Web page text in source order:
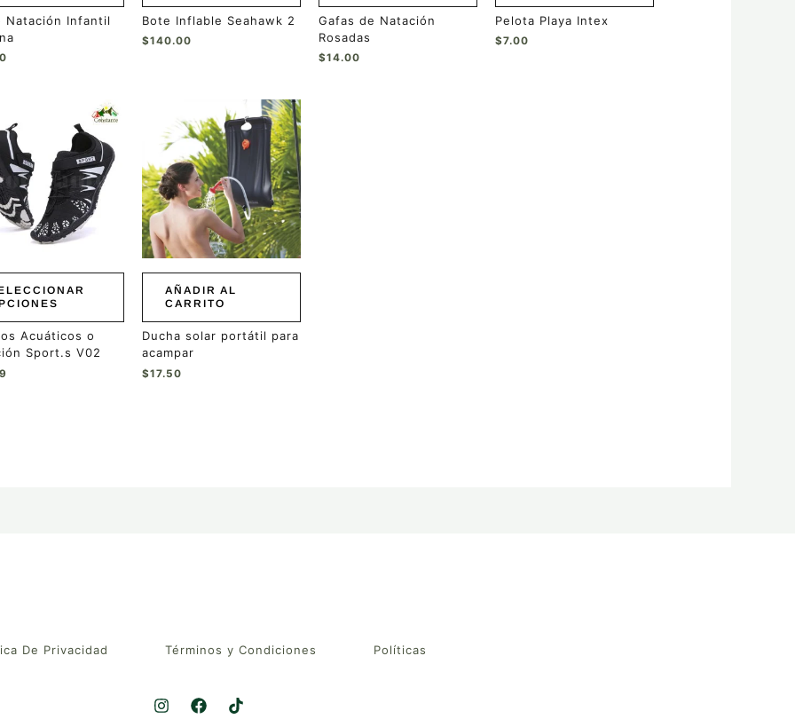
Natación Infantil
Bote Inflable Seahawk 2
$140.00
Gafas de Natación
Rosadas
$14.00
Pelota Playa Intex
$7.00
Acuáticos o
Sport.s V02
AÑADIR AL
CARRITO
Ducha solar portátil para
acampar
$17.50
De Privacidad Términos y Condiciones Políticas